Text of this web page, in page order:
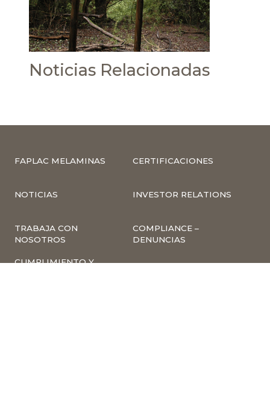
Noticias Relacionadas
FAPLAC MELAMINAS CERTIFICACIONES
NOTICIAS INVESTOR RELATIONS
TRABAJA CON
NOSOTROS
COMPLIANCE –
DENUNCIAS
CUMPLIMIENTO Y